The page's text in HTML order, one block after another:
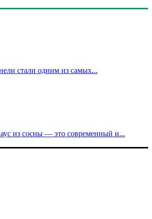
стали одним из самых...
из сосны — это современный и...